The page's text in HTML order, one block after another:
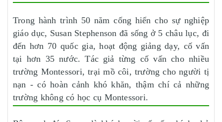
Trong hành trình 50 năm cống hiến cho sự nghiệp
giáo dục, Susan Stephenson đã sống ở 5 châu lục, đi
đến hơn 70 quốc gia, hoạt động giảng dạy, cố vấn
tại hơn 35 nước. Tác giả từng cố vấn cho nhiều
trường Montessori, trại mồ côi, trường cho người tị
nạn - có hoàn cảnh khó khăn, thậm chí cả những
trường không có học cụ Montessori.